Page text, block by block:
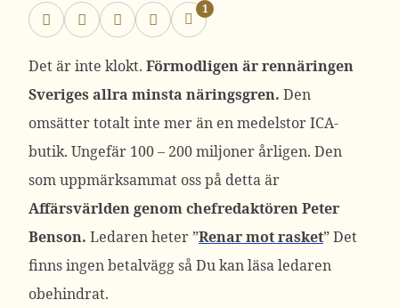
1
Det är inte klokt. Förmodligen är rennäringen
Sveriges allra minsta näringsgren. Den
omsätter totalt inte mer än en medelstor ICA-
butik. Ungefär 100 – 200 miljoner årligen. Den
som uppmärksammat oss på detta är
Affärsvärlden genom chefredaktören Peter
Benson. Ledaren heter ”Renar mot rasket” Det
finns ingen betalvägg så Du kan läsa ledaren
obehindrat.